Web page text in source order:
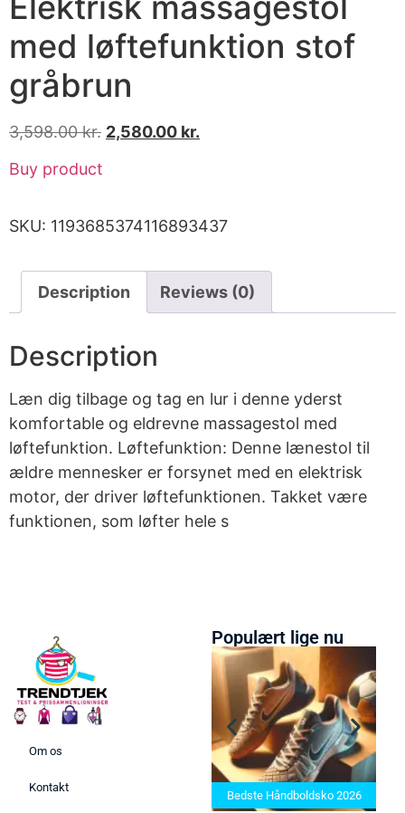
med løftefunktion stof
gråbrun
3,598.00kr. 2,580.00 kr.
Buy product
SKU: 1193685374116893437
Description Reviews (0)
Description
Læn dig tilbage og tag en lur i denne yderst
komfortable og eldrevne massagestol med
løftefunktion. Løftefunktion: Denne lænestol til
ældre mennesker er forsynet med en elektrisk
motor, der driver løftefunktionen. Takket være
funktionen, som løfter hele s
Om os
Kontakt
Populært lige nu
Bedste Saunatæppe 2025 –
Find de bedste produkter her!
Bedste Håndboldsko 2026